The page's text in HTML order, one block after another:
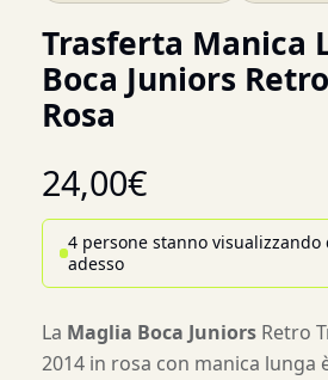
Trasferta Manica
Boca Juniors
Rosa
24,00€
4 persone stanno
adesso
La Maglia Boca Juniors Retro
2014 in rosa con manica lunga